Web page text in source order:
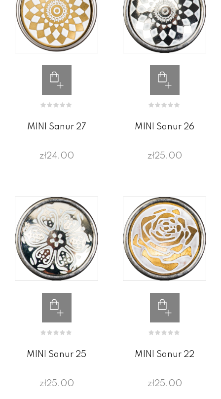
MINI Sanur 27
zł24.00
MINI Sanur 26
zł25.00
MINI Sanur 25
zł25.00
MINI Sanur 22
zł25.00